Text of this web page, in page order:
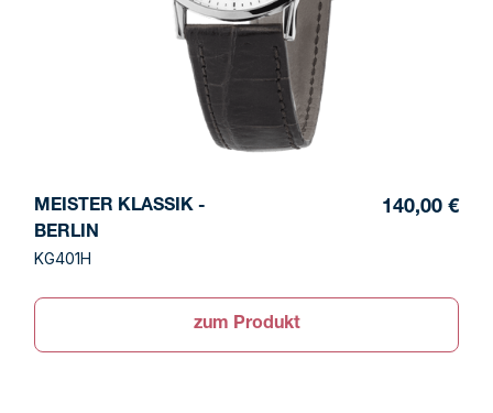
MEISTER KLASSIK -
BERLIN
KG401H
140,00 €
zum Produkt